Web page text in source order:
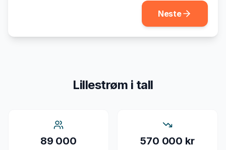
Neste
Lillestrøm i tall
89 000 570 000 kr